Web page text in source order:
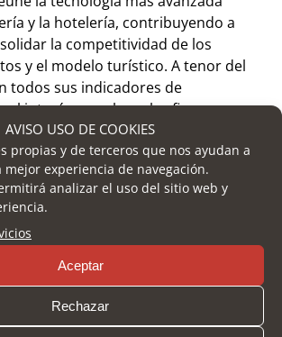
AVISO USO DE COOKIES
propias y de terceros que nos ayudan a
experiencia de navegación.
analizar el uso del sitio web y
Aceptar
Rechazar
y la hotelería, contribuyendo a
la competitividad de los
y el modelo turístico. A tenor del
todos sus indicadores de
el interés con el que las firmas y
cada convocatoria de cara a la
se consolida como la plataforma
del Sur de España y la
para los sectores hostelero,
que este seminario se enmarca en
On. Virtual Events
puesto en marcha recientemente
el contenido virtual de sus ferias.